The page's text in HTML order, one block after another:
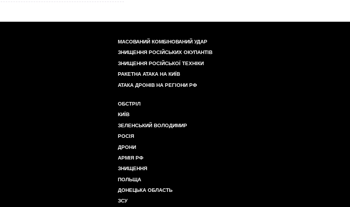
МАСОВАНИЙ КОМБІНОВАНИЙ УДАР
ЗНИЩЕННЯ РОСІЙСЬКИХ ОКУПАНТІВ
ЗНИЩЕННЯ РОСІЙСЬКОЇ ТЕХНІКИ
РАКЕТНА АТАКА НА КИЇВ
АТАКА ДРОНІВ НА РЕГІОНИ РФ
ОБСТРІЛ
КИЇВ
ЗЕЛЕНСЬКИЙ ВОЛОДИМИР
РОСІЯ
ДРОНИ
АРМІЯ РФ
ЗНИЩЕННЯ
ПОЛЬЩА
ДОНЕЦЬКА ОБЛАСТЬ
ЗСУ